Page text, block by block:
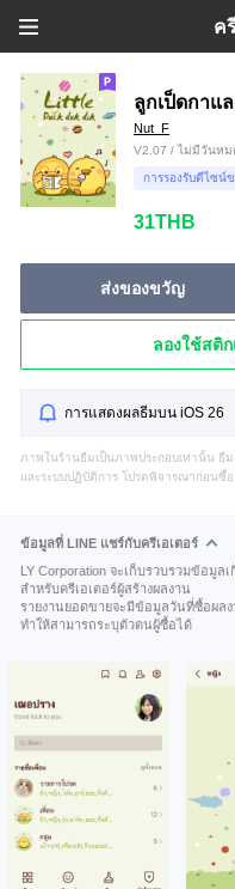
ค
ลูกเป็ดกาแ
Nut_F
V2.07 / ไม่มีวันหม
การรองรับดีไซน์
31THB
ส่งของขวัญ
ลองใช้สติ
การแสดงผลธีมบน iOS 26
ภาพในร้านธีมเป็นภาพประกอบเท่านั้น ธี
และระบบปฏิบัติการ โปรดพิจารณาก่อนซื้อ
ข้อมูลที่ LINE แชร์กับครีเอเตอร์
LY Corporation จะเก็บรวบรวมข้อมู
สำหรับครีเอเตอร์ผู้สร้างผลงาน
รายงานยอดขายจะมีข้อมูลวันที่ซื้อผล
ทำให้สามารถระบุตัวตนผู้ซื้อได้